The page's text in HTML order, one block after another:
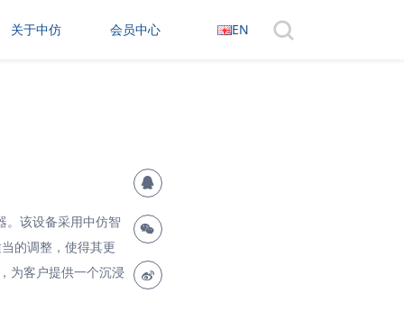
关于中仿 会员中心 EN
。该设备采用中仿智
的调整，使得其更
为客户提供一个沉浸